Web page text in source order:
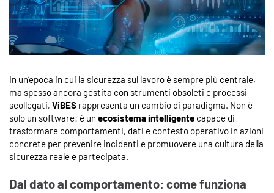
In un’epoca in cui la sicurezza sul lavoro è sempre più centrale,
ma spesso ancora gestita con strumenti obsoleti e processi
scollegati, ViBES rappresenta un cambio di paradigma. Non è
solo un software: è un ecosistema intelligente capace di
trasformare comportamenti, dati e contesto operativo in azioni
concrete per prevenire incidenti e promuovere una cultura della
sicurezza reale e partecipata.
Dal dato al comportamento: come funziona